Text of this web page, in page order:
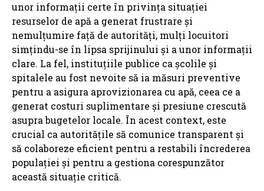
unor informații certe în privința situației
resurselor de apă a generat frustrare și
nemulțumire față de autorități, mulți locuitori
simțindu-se în lipsa sprijinului și a unor informații
clare. La fel, instituțiile publice ca școlile și
spitalele au fost nevoite să ia măsuri preventive
pentru a asigura aprovizionarea cu apă, ceea ce a
generat costuri suplimentare și presiune crescută
asupra bugetelor locale. În acest context, este
crucial ca autoritățile să comunice transparent și
să colaboreze eficient pentru a restabili încrederea
populației și pentru a gestiona corespunzător
această situație critică.